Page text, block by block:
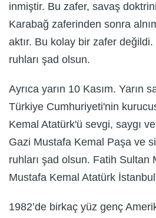
inmiştir. Bu zafer, savaş
Karabağ zaferinden sonra
aktır. Bu kolay bir zafer
ruhları şad olsun.
Ayrıca yarın 10 Kasım. Yarın
Türkiye Cumhuriyeti'nin
Kemal Atatürk'ü sevgi, saygı
Gazi Mustafa Kemal Paşa ve
ruhları şad olsun. Fatih Sultan
Mustafa Kemal Atatürk
1982’de birkaç yüz genç